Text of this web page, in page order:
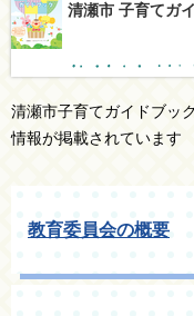
清瀬市 子育てガ
清瀬市子育てガイドブッ
情報が掲載されています
教育委員会の概要